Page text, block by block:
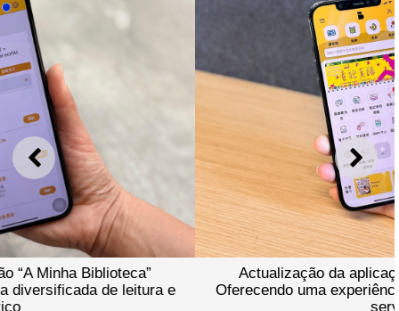
ANTERIOR
Actualização da aplicação “A Minha Biblioteca”
Oferecendo uma experiência diversificada de leitura e